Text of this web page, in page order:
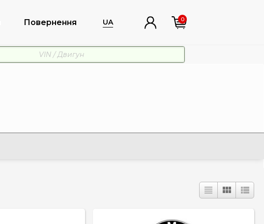
Повернення UA 0